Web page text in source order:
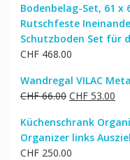
Bodenbelag-Set, 61 x
Rutschfeste
Schutzboden Set für
CHF468.00
Wandregal VILAC
CHF66.00 Ursprünglicher
war:
CHF 66.00
CHF53.00
ist:
Küchenschrank
Organizer links
CHF250.00